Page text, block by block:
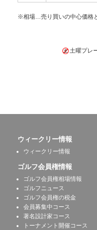
※相場…売り買いの中心価格
土曜プレ
ウィークリー情報
ウィークリー情報
ゴルフ会員権情報
ゴルフ会員権相場情報
ゴルフニュース
ゴルフ会員権の税金
会員募集中コース
著名設計家コース
トーナメント開催コース